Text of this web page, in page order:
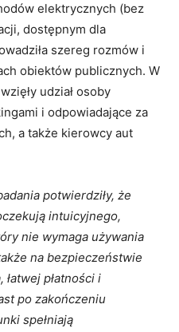
elektrycznych (bez
dostępnym dla
szereg rozmów i
obiektów publicznych. W
udział osoby
i odpowiadające za
a także kierowcy aut
potwierdziły, że
intuicyjnego,
nie wymaga używania
na bezpieczeństwie
łatwej płatności i
po zakończeniu
spełniają